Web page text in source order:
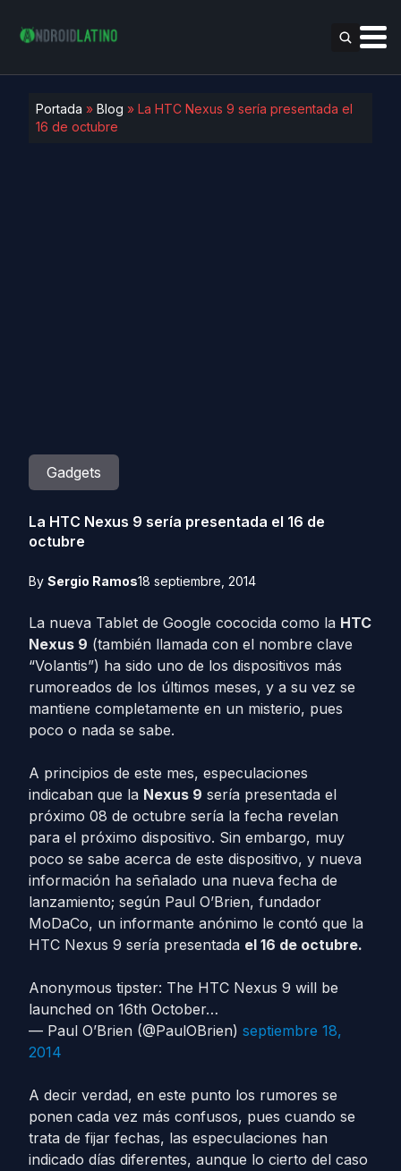
Portada » Blog » La HTC Nexus 9 sería presentada el
16 de octubre
Gadgets
La HTC Nexus 9 sería presentada el 16 de
octubre
By Sergio Ramos18 septiembre, 2014
La nueva Tablet de Google cococida como la HTC
Nexus 9 (también llamada con el nombre clave
“Volantis”) ha sido uno de los dispositivos más
rumoreados de los últimos meses, y a su vez se
mantiene completamente en un misterio, pues
poco o nada se sabe.
A principios de este mes, especulaciones
indicaban que la Nexus 9 sería presentada el
próximo 08 de octubre sería la fecha revelan
para el próximo dispositivo. Sin embargo, muy
poco se sabe acerca de este dispositivo, y nueva
información ha señalado una nueva fecha de
lanzamiento; según Paul O’Brien, fundador
MoDaCo, un informante anónimo le contó que la
HTC Nexus 9 sería presentada el 16 de octubre.
Anonymous tipster: The HTC Nexus 9 will be
launched on 16th October…
— Paul O’Brien (@PaulOBrien) septiembre 18,
2014
A decir verdad, en este punto los rumores se
ponen cada vez más confusos, pues cuando se
trata de fijar fechas, las especulaciones han
indicado días diferentes, aunque lo cierto del caso